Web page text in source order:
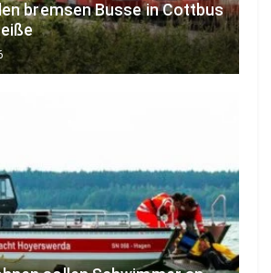
bremsen Busse in Cottbus